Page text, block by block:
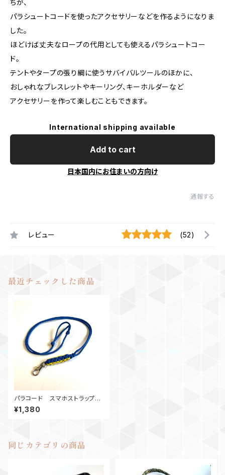
ちが、
パラシュートコードを使ったアクセサリーなどを作るようになりま
した。
ほどけば丈夫なロープの代用としても使えるパラシュートコー
ド。
テントやタープの張り綱に使うサバイバルツールのほかに、
おしゃれなブレスレットやキーリング、キーホルダーなど
アクセサリーを作って楽しむこともできます。
International shipping available
Add to cart
日本国内にお住まいの方向け
通報する
レビュー (52)
最近チェックした商品
パラコード スマホストラップ_C
rownSnake_BY
¥1,380
同じカテゴリの商品